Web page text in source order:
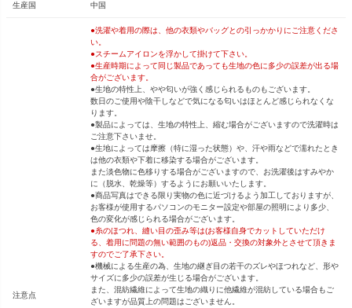
生産国 中国
注意点
●洗濯や着用の際は、他の衣類やバッグとの引っかかりにご注意くださ
い。
●スチームアイロンを浮かして掛けて下さい。
●生産時期によって同じ製品であっても生地の色に多少の誤差が出る場
合がございます。
●生地の特性上、やや匂いが強く感じられるものもございます。
数日のご使用や陰干しなどで気になる匂いはほとんど感じられなくな
ります。
●製品によっては、生地の特性上、縮む場合がございますので洗濯時は
ご注意下さいませ。
●生地によっては摩擦（特に湿った状態）や、汗や雨などで濡れたとき
は他の衣類や下着に移染する場合がございます。
また淡色物に色移りする場合がございますので、お洗濯後はすみやか
に（脱水、乾燥等）するようにお願いいたします。
●商品写真はできる限り実物の色に近づけるよう加工しておりますが、
お客様が使用するパソコンのモニター設定や部屋の照明により多少、
色の変化が感じられる場合がございます。
●糸のほつれ、縫い目の歪み等は(お客様自身でカットしていただけ
る、着用に問題の無い範囲のもの)返品・交換の対象外とさせて頂きま
すのでご了承下さい。
●機械による生産の為、生地の継ぎ目の若干のズレやほつれなど、形や
サイズに多少の誤差が生じる場合がございます。
また、混紡繊維によって生地の織りに他繊維が混紡している場合もご
ざいますが品質上の問題はございません。